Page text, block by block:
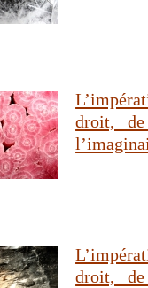
droit,
droit,